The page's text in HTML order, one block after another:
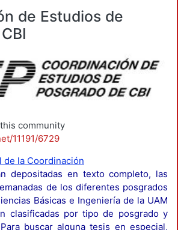
de Estudios de
community
11191/6729
de la Coordinación
depositadas en texto completo, las
de los diferentes posgrados
Básicas e Ingeniería de la UAM
clasificadas por tipo de posgrado y
buscar alguna tesis en especial,